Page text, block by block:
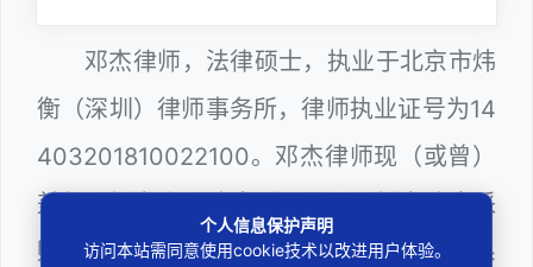
邓杰律师，法律硕士，执业于北京市炜
衡（深圳）律师事务所，律师执业证号为14
403201810022100。邓杰律师现（或曾）
兼任深圳市人民政府听证员、深圳市政府采
购评审专家（法律类），深圳市某区政府系
个人信息保护声明
访问本站需同意使用cookie技术以改进用户体验。